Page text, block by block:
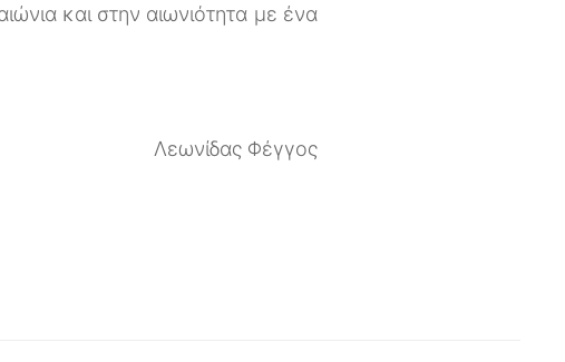
και στην αιωνιότητα με ένα
Λεωνίδας Φέγγος